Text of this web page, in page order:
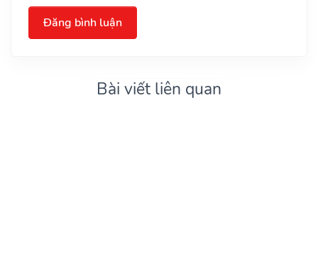
Đăng bình luận
Bài viết liên quan